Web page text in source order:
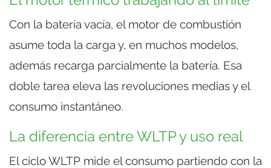
Con la batería vacía, el motor de combustión
asume toda la carga y, en muchos modelos,
además recarga parcialmente la batería. Esa
doble tarea eleva las revoluciones medias y el
consumo instantáneo.
La diferencia entre WLTP y uso real
El ciclo WLTP mide el consumo partiendo con la